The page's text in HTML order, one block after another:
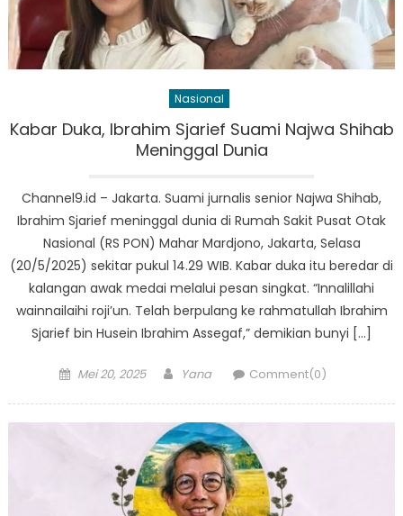
Nasional
Kabar Duka, Ibrahim Sjarief Suami Najwa Shihab
Meninggal Dunia
Channel9.id – Jakarta. Suami jurnalis senior Najwa Shihab,
Ibrahim Sjarief meninggal dunia di Rumah Sakit Pusat Otak
Nasional (RS PON) Mahar Mardjono, Jakarta, Selasa
(20/5/2025) sekitar pukul 14.29 WIB. Kabar duka itu beredar di
kalangan awak medai melalui pesan singkat. “Innalillahi
wainnailaihi roji’un. Telah berpulang ke rahmatullah Ibrahim
Sjarief bin Husein Ibrahim Assegaf,” demikian bunyi […]
Posted
Mei 20, 2025 Author
Yana Comment(0)